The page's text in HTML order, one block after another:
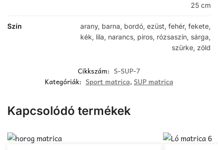
25 cm
Szín
arany, barna, bordó, ezüst, fehér, fekete,
kék, lila, narancs, piros, rózsaszín, sárga,
szürke, zöld
Cikkszám: S-SUP-7
Kategóriák: Sport matrica,SUP matrica
Kapcsolódó termékek